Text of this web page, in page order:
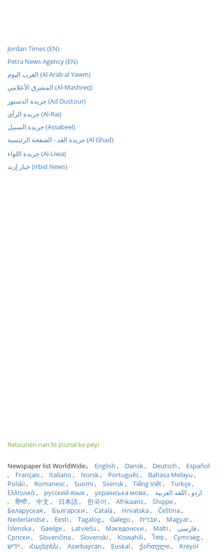
Jordan Times (EN)
Petra News Agency (EN)
العرب اليوم (Al Arab al Yawm)
المشرق الأعلامي (Al-Mashreq)
جريدة الدستور (Ad Dustour)
جريدة الرأي (Al-Rai)
جريدة السبيل (Assabeel)
جريدة الغد - الصفحة الرئيسية (Al Ghad)
جريدة اللواء (Al-Liwa)
خبار إربد (Irbid News)
Retounen nan lis jounal ke peyi
Newspaper list WorldWide: English Dansk Deutsch
Español
Français
Italiano Norsk Português
Bahasa Melayu
Polski
Romanesc Suomi Svensk Tiếng Việt
Türkçe
Ελληνικά
русский язык українська мова اردو
اللغة العربية
हिन्दी
中文 日本語 한국어 Afrikaans
Shqipe
Беларуская
Български Català Hrvatska
Čeština
Nederlandse
Eesti Tagalog Galego עברית
Magyar
Íslenska
Gaeilge Latviešu Македонски Malti
فارسی
Српски
Slovenčina Slovenski Kiswahili ไทย
Cymraeg
ייִדיש
Հայերեն Azərbaycan Euskal ქართული
Kreyòl